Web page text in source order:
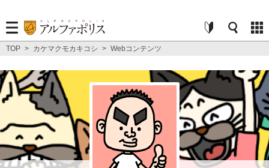
TOP > カケマクモカキコシ > Webコンテンツ